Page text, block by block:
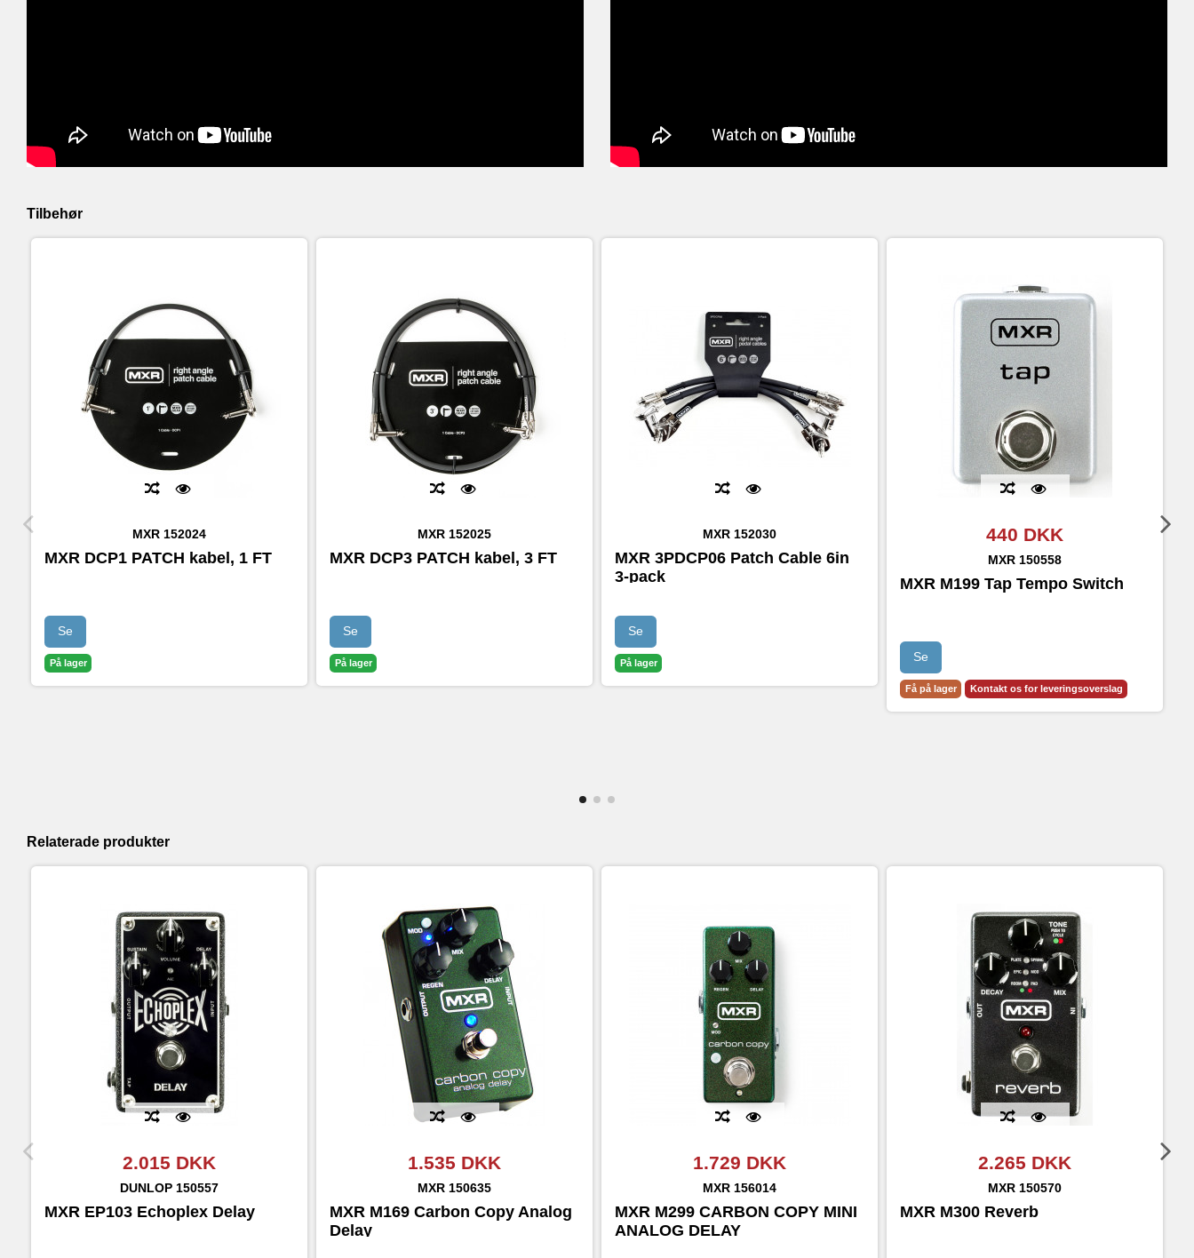
Tilbehør
MXR 152024
MXR DCP1 PATCH kabel, 1 FT
Se
På lager
MXR 152025
MXR DCP3 PATCH kabel, 3 FT
Se
På lager
MXR 152030
MXR 3PDCP06 Patch Cable 6in
3-pack
Se
På lager
440 DKK
MXR 150558
MXR M199 Tap Tempo Switch
Se
Få på lager Kontakt os for leveringsoverslag
Relaterade produkter
2.015 DKK
DUNLOP 150557
MXR EP103 Echoplex Delay
1.535 DKK
MXR 150635
MXR M169 Carbon Copy Analog
Delay
1.729 DKK
MXR 156014
MXR M299 CARBON COPY MINI
ANALOG DELAY
2.265 DKK
MXR 150570
MXR M300 Reverb